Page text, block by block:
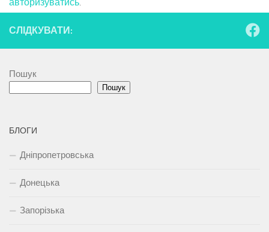
авторизуватись.
СЛІДКУВАТИ:
Пошук
Пошук
БЛОГИ
Дніпропетровська
Донецька
Запорізька